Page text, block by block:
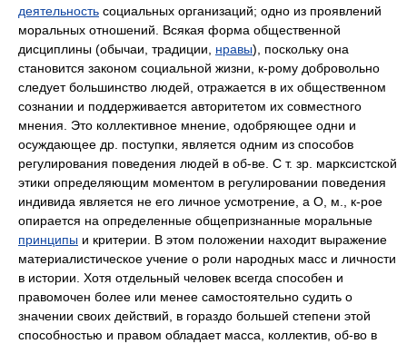
деятельность социальных организаций; одно из проявлений
моральных отношений. Всякая форма общественной
дисциплины (обычаи, традиции, нравы), поскольку она
становится законом социальной жизни, к-рому добровольно
следует большинство людей, отражается в их общественном
сознании и поддерживается авторитетом их совместного
мнения. Это коллективное мнение, одобряющее одни и
осуждающее др. поступки, является одним из способов
регулирования поведения людей в об-ве. С т. зр. марксистской
этики определяющим моментом в регулировании поведения
индивида является не его личное усмотрение, а О, м., к-рое
опирается на определенные общепризнанные моральные
принципы и критерии. В этом положении находит выражение
материалистическое учение о роли народных масс и личности
в истории. Хотя отдельный человек всегда способен и
правомочен более или менее самостоятельно судить о
значении своих действий, в гораздо большей степени этой
способностью и правом обладает масса, коллектив, об-во в